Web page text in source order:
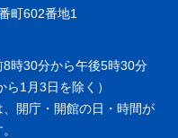
町602番地1
8時30分から午後5時30分
ら1月3日を除く）
開庁・開館の日・時間が